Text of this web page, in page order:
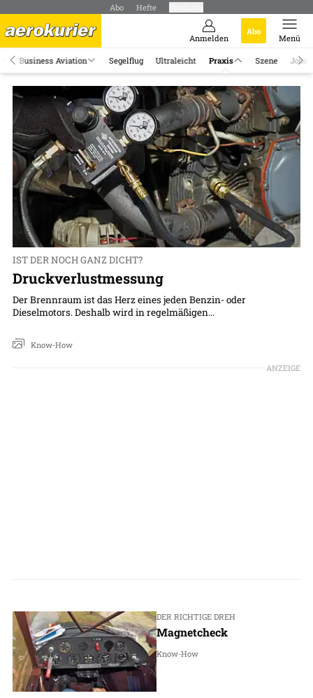
Abo Hefte
Anmelden
Abo
Menü
Business Aviation Segelflug Ultraleicht Praxis Szene Jobs
IST DER NOCH GANZ DICHT?
Druckverlustmessung
Der Brennraum ist das Herz eines jeden Benzin- oder
Dieselmotors. Deshalb wird in regelmäßigen...
Know-How
ANZEIGE
DER RICHTIGE DREH
Magnetcheck
Know-How